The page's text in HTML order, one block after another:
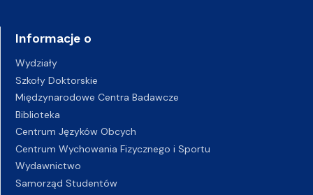
Informacje o
Wydziały
Szkoły Doktorskie
Międzynarodowe Centra Badawcze
Biblioteka
Centrum Języków Obcych
Centrum Wychowania Fizycznego i Sportu
Wydawnictwo
Samorząd Studentów